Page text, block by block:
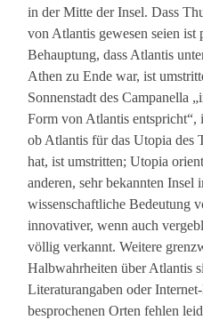
in der Mitte der Insel. Dass
von Atlantis gewesen seien ist
Behauptung, dass Atlantis
Athen zu Ende war, ist
Sonnenstadt des Campanella
Form von Atlantis entspricht“,
ob Atlantis für das Utopia des
hat, ist umstritten; Utopia
anderen, sehr bekannten
wissenschaftliche Bedeutung
innovativer, wenn auch
völlig verkannt. Weitere
Halbwahrheiten über Atlantis
Literaturangaben oder
besprochenen Orten fehlen